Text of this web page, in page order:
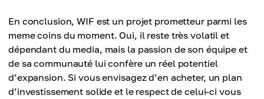
En conclusion, WIF est un projet prometteur parmi les
meme coins du moment. Oui, il reste très volatil et
dépendant du media, mais la passion de son équipe et
de sa communauté lui confère un réel potentiel
d’expansion. Si vous envisagez d’en acheter, un plan
d’investissement solide et le respect de celui-ci vous